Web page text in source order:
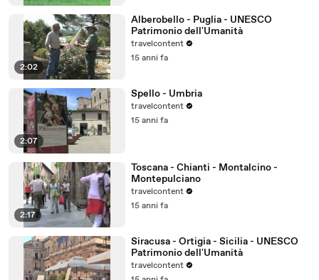
2:02
Alberobello - Puglia - UNESCO
Patrimonio dell'Umanità
travelcontent
15 anni fa
2:07
Spello - Umbria
travelcontent
15 anni fa
2:17
Toscana - Chianti - Montalcino -
Montepulciano
travelcontent
15 anni fa
Siracusa - Ortigia - Sicilia - UNESCO
Patrimonio dell'Umanità
travelcontent